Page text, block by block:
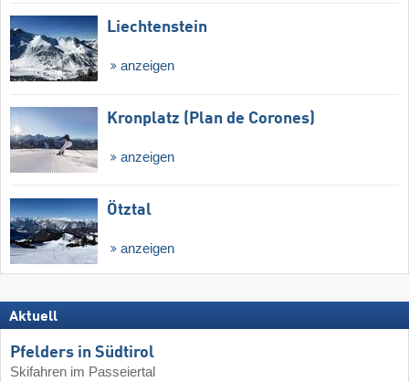
Liechtenstein
anzeigen
Kronplatz (Plan de Corones)
anzeigen
Ötztal
anzeigen
Aktuell
Pfelders in Südtirol
Skifahren im Passeiertal